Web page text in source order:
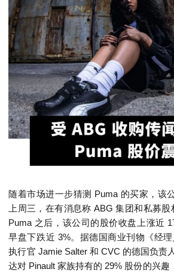
随着市场进一步猜测 Puma 的买家，该
上周三，在有消息称 ABG 集团和私募
Puma 之后，该公司的股价收盘上涨近
早盘下跌近 3%。据德国商业刊物《经
执行官 Jamie Salter 和 CVC 的德国负责
达对 Pinault 家族持有的 29% 股份的兴趣